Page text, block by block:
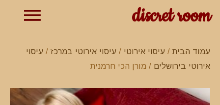
discret room
עמוד הבית / עיסוי אירוטי / עיסוי אירוטי במרכז / עיסוי
אירוטי בירושלים / מורן הכי חרמנית